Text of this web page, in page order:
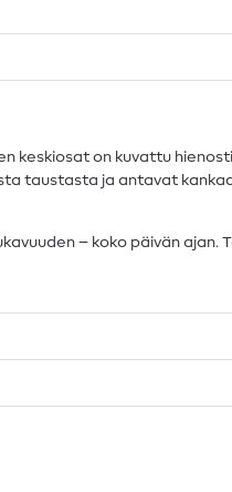
keskiosat on kuvattu
taustasta ja antavat
– koko päivän ajan.